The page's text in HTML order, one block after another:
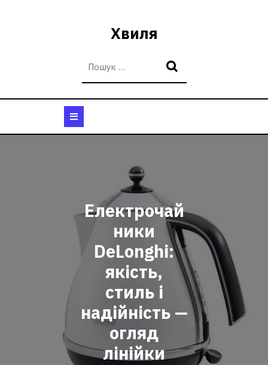
Хвиля
Електрочай
ники
DeLonghi:
якість,
стиль і
надійність —
огляд
лінійки